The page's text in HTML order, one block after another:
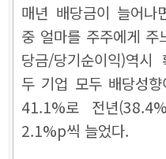
매년 배당금이 늘어나
중 얼마를 주주에게
당금/당기순이익)역
두 기업 모두 배당성
41.1%로 전년
2.1%p씩 늘었다.